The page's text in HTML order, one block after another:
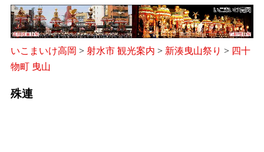
いこまいけ高岡 > 射水市 観光案内 > 新湊曳山祭り > 四十
物町 曳山
殊連